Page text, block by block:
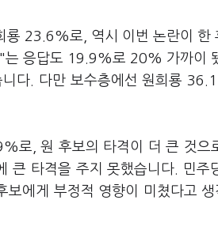
23.6%로, 역시 이번 논란이 한
는 응답도 19.9%로 20% 가까이
다. 다만 보수층에선 원희룡
로, 원 후보의 타격이 더 큰 것으
타격을 주지 못했습니다. 민주
에게 부정적 영향이 미쳤다고 생